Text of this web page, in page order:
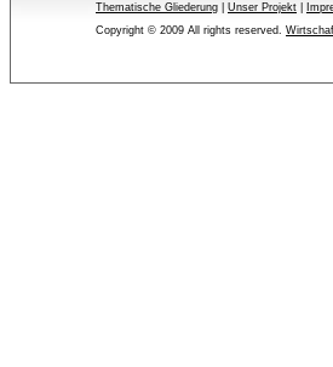
Thematische Gliederung Unser Projekt
Copyright © 2009 All rights reserved.